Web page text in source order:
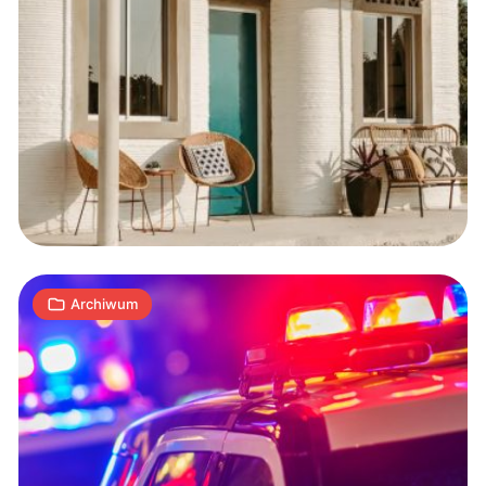
Archiwum
Hiszpańska
policja
rozbiła
siatkę
dystrybutorów
pornografii
S 12.12.2019 |
1